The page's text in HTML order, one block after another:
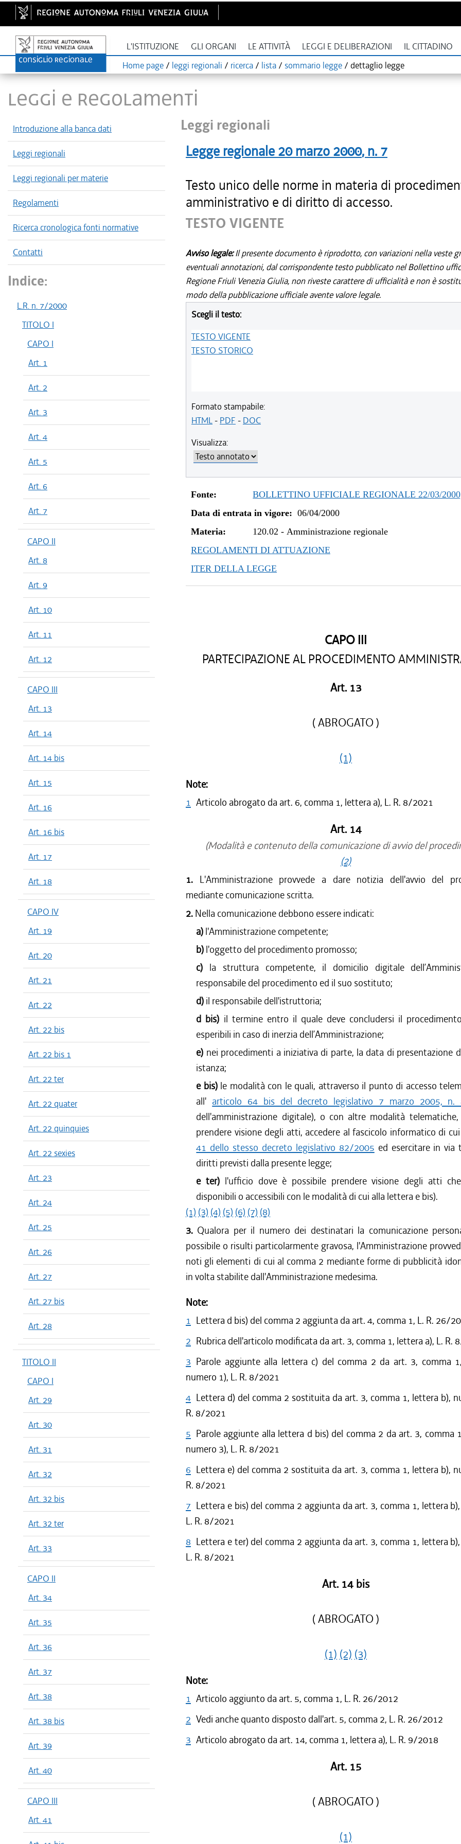
L'ISTITUZIONE GLI ORGANI LE ATTIVITÀ LEGGI E DELIBERAZIONI IL CITTADINO
Home page / leggi regionali / ricerca / lista / sommario legge / dettaglio legge
LEGGI E REGOLAMENTI
Introduzione alla banca dati
Leggi regionali
Leggi regionali per materie
Regolamenti
Ricerca cronologica fonti normative
Contatti
Indice:
L.R. n. 7/2000
TITOLO I
CAPO I
Art. 1
Art. 2
Art. 3
Art. 4
Art. 5
Art. 6
Art. 7
CAPO II
Art. 8
Art. 9
Art. 10
Art. 11
Art. 12
CAPO III
Art. 13
Art. 14
Art. 14 bis
Art. 15
Art. 16
Art. 16 bis
Art. 17
Art. 18
CAPO IV
Art. 19
Art. 20
Art. 21
Art. 22
Art. 22 bis
Art. 22 bis 1
Art. 22 ter
Art. 22 quater
Art. 22 quinquies
Art. 22 sexies
Art. 23
Art. 24
Art. 25
Art. 26
Art. 27
Art. 27 bis
Art. 28
TITOLO II
CAPO I
Art. 29
Art. 30
Art. 31
Art. 32
Art. 32 bis
Art. 32 ter
Art. 33
CAPO II
Art. 34
Art. 35
Art. 36
Art. 37
Art. 38
Art. 38 bis
Art. 39
Art. 40
CAPO III
Art. 41
Leggi regionali
Legge regionale 20 marzo 2000, n. 7
Testo unico delle norme in materia di
amministrativo e di diritto di accesso.
TESTO VIGENTE
Avviso legale:Il presente documento è riprodotto, con variazioni nella veste
eventuali annotazioni, dal corrispondente testo pubblicato nel Bollettino
Regione Friuli Venezia Giulia, non riveste carattere di ufficialità e non è
modo della pubblicazione ufficiale avente valore legale.
Scegli il testo:
TESTO VIGENTE
TESTO STORICO
Formato stampabile:
HTML- PDF - DOC
Visualizza:
Fonte:
BOLLETTINO UFFICIALE REGIONALE 22/03/
Data di entrata in vigore: 06/04/2000
Materia:
120.02 -Amministrazione regionale
REGOLAMENTI DI ATTUAZIONE
ITER DELLA LEGGE
CAPO III
PARTECIPAZIONE AL PROCEDIMENTO
Art. 13
( ABROGATO )
(1)
Note:
1 Articolo abrogato da art. 6, comma 1, lettera a), L. R. 8/2021
Art. 14
(Modalità e contenuto della comunicazione di avvio del
(2)
1. L'Amministrazione provvede a dare notizia dell'avvio del
mediante comunicazione scritta.
2. Nella comunicazione debbono essere indicati:
a) l'Amministrazione competente;
b) l'oggetto del procedimento promosso;
c) la struttura competente, il domicilio digitale
responsabile del procedimento ed il suo sostituto;
d) il responsabile dell'istruttoria;
d bis) il termine entro il quale deve concludersi il
esperibili in caso di inerzia dell’Amministrazione;
e) nei procedimenti a iniziativa di parte, la data di presentazione
istanza;
e bis) le modalità con le quali, attraverso il punto di accesso
all' articolo 64 bis del decreto legislativo 7 marzo 2005, n.
dell'amministrazione digitale), o con altre modalità
prendere visione degli atti, accedere al fascicolo informatico di
41 dello stesso decreto legislativo 82/2005 ed esercitare in via
diritti previsti dalla presente legge;
e ter) l'ufficio dove è possibile prendere visione degli atti
disponibili o accessibili con le modalità di cui alla lettera e bis).
(1) (3) (4) (5) (6) (7) (8)
3. Qualora per il numero dei destinatari la comunicazione
possibile o risulti particolarmente gravosa, l'Amministrazione
noti gli elementi di cui al comma 2 mediante forme di pubblicità
in volta stabilite dall'Amministrazione medesima.
Note:
1 Lettera d bis) del comma 2 aggiunta da art. 4, comma 1, L. R. 26/
2 Rubrica dell'articolo modificata da art. 3, comma 1, lettera a), L. R.
3 Parole aggiunte alla lettera c) del comma 2 da art. 3, comma
numero 1), L. R. 8/2021
4 Lettera d) del comma 2 sostituita da art. 3, comma 1, lettera b),
R. 8/2021
5 Parole aggiunte alla lettera d bis) del comma 2 da art. 3, comma
numero 3), L. R. 8/2021
6 Lettera e) del comma 2 sostituita da art. 3, comma 1, lettera b),
R. 8/2021
7 Lettera e bis) del comma 2 aggiunta da art. 3, comma 1, lettera
L. R. 8/2021
8 Lettera e ter) del comma 2 aggiunta da art. 3, comma 1, lettera
L. R. 8/2021
Art. 14 bis
( ABROGATO )
(1) (2) (3)
Note:
1 Articolo aggiunto da art. 5, comma 1, L. R. 26/2012
2 Vedi anche quanto disposto dall'art. 5, comma 2, L. R. 26/2012
3 Articolo abrogato da art. 14, comma 1, lettera a), L. R. 9/2018
Art. 15
( ABROGATO )
(1)